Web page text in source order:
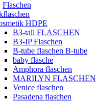
Flaschen
HDPE
B3-tall FLASCHEN
B3-IP Flaschen
B-tube flaschen B-tube
baby flasche
Amphora flaschen
MARILYN FLASCHEN
Venice flaschen
Pasadena flaschen